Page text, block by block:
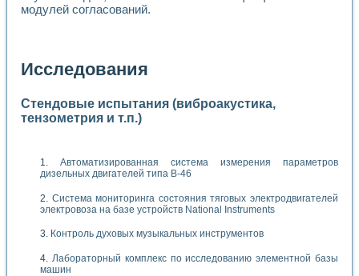
модулей согласований.
Исследования
Стендовые испытания (виброакустика,
тензометрия и т.п.)
Автоматизированная система измерения параметров
дизельных двигателей типа В-46
Система мониторинга состояния тяговых электродвигателей
электровоза на базе устройств National Instruments
Контроль духовых музыкальных инструментов
Лабораторный комплекс по исследованию элементной базы
машин